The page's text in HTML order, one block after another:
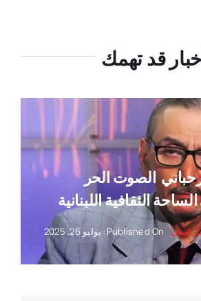
قد تهمك
الصوت الحر
الثقافية اللبنانية
لبنان Published On: يوليو 26, 2025